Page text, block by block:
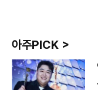
아주PICK >